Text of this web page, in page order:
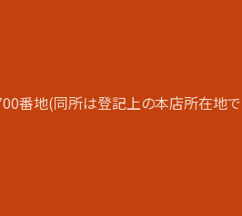
番地(同所は登記上の本店所在地で